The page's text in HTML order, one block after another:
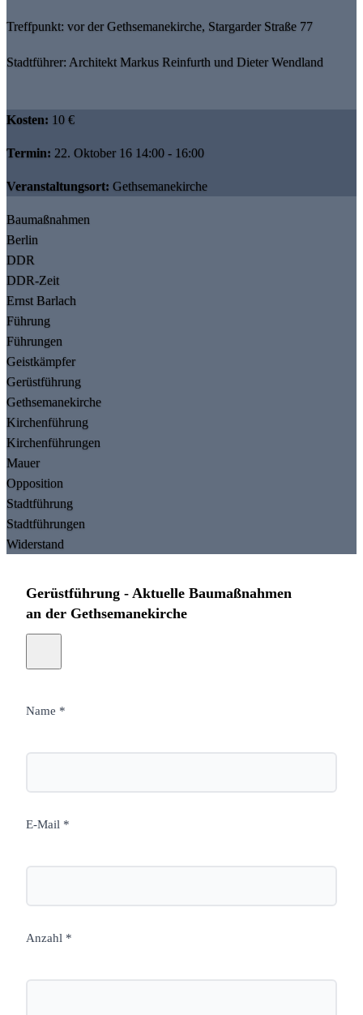
Treffpunkt: vor der Gethsemanekirche, Stargarder Straße 77
Stadtführer: Architekt Markus Reinfurth und Dieter Wendland
Kosten: 10 €
Termin: 22. Oktober 16 14:00 - 16:00
Veranstaltungsort: Gethsemanekirche
Baumaßnahmen
Berlin
DDR
DDR-Zeit
Ernst Barlach
Führung
Führungen
Geistkämpfer
Gerüstführung
Gethsemanekirche
Kirchenführung
Kirchenführungen
Mauer
Opposition
Stadtführung
Stadtführungen
Widerstand
Gerüstführung - Aktuelle Baumaßnahmen
an der Gethsemanekirche
Name *
E-Mail *
Anzahl *